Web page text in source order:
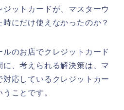
ットカードが、マスターウ
にだけ使えなかったのか？
のお店でクレジットカード
、考えられる解決策は、マ
応しているクレジットカー
ことです。